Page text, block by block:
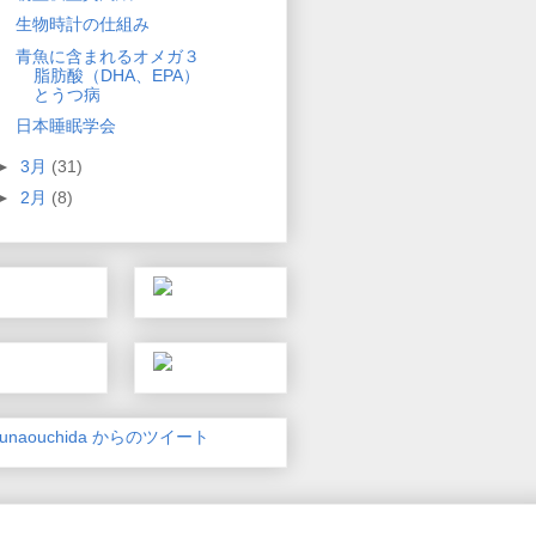
生物時計の仕組み
青魚に含まれるオメガ３
脂肪酸（DHA、EPA）
とうつ病
日本睡眠学会
3月 (31)
2月 (8)
からのツイート